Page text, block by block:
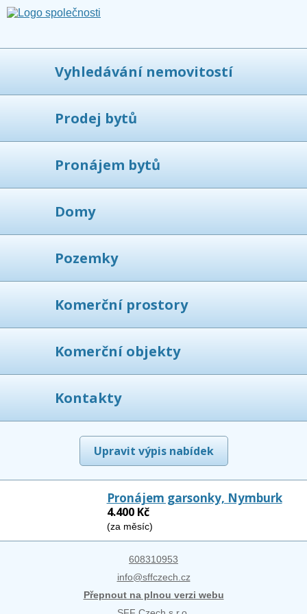
Vyhledávání nemovitostí
Prodej bytů
Pronájem bytů
Domy
Pozemky
Komerční prostory
Komerční objekty
Kontakty
Upravit výpis nabídek
Pronájem garsonky, Nymburk
4.400 Kč
(za měsíc)
608310953
info@sffczech.cz
Přepnout na plnou verzi webu